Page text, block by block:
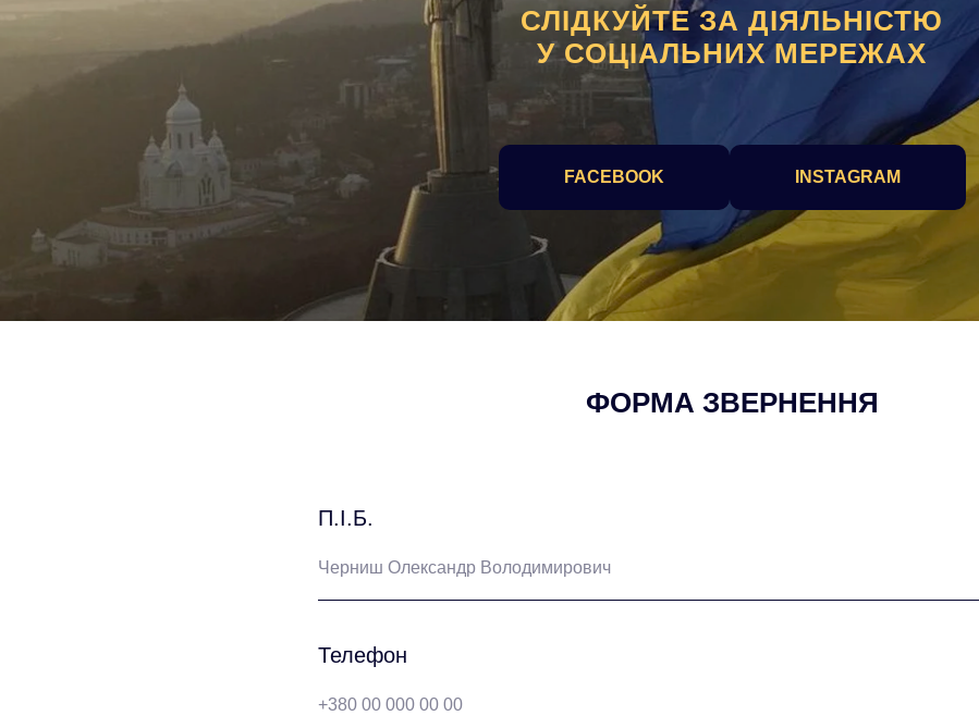
СЛІДКУЙТЕ ЗА ДІЯЛЬНІСТЮ
У СОЦІАЛЬНИХ МЕРЕЖАХ
FACEBOOK INSTAGRAM
ФОРМА ЗВЕРНЕННЯ
П.І.Б.
Телефон